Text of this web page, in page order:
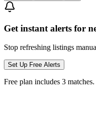
Get instant alerts for
Stop refreshing listings
Set Up Free Alerts
Free plan includes 3